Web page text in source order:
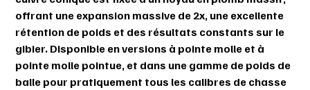
offrant une expansion massive de 2x, une excellente
rétention de poids et des résultats constants sur le
gibier. Disponible en versions à pointe molle et à
pointe molle pointue, et dans une gamme de poids de
balle pour pratiquement tous les calibres de chasse